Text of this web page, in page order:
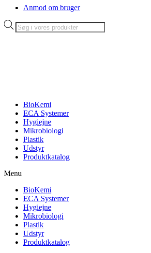
Anmod om bruger
Products
search
BioKemi
ECA Systemer
Hygiejne
Mikrobiologi
Plastik
Udstyr
Produktkatalog
Menu
BioKemi
ECA Systemer
Hygiejne
Mikrobiologi
Plastik
Udstyr
Produktkatalog